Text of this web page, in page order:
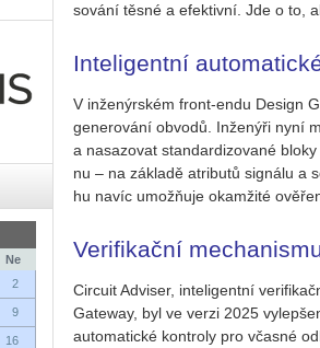
Ne
2
9
16
so­vá­ní těsné a efek­tiv­ní. Jde o to,
Inteligentní
V in­že­nýr­ském front-endu De­sign
ge­ne­ro­vá­ní ob­vo­dů. In­že­ný­ři nyní
a na­sa­zo­vat stan­dar­di­zo­va­né
nu – na zá­kla­dě atri­bu­tů sig­ná­lu a
hu navíc umo­ž­ňuje oka­mži­té
Verifikační
Ci­r­cu­it Advi­ser, in­te­li­gent­ní
Ga­teway, byl ve verzi 2025
au­to­ma­tic­ké kon­t­ro­ly pro včas­né